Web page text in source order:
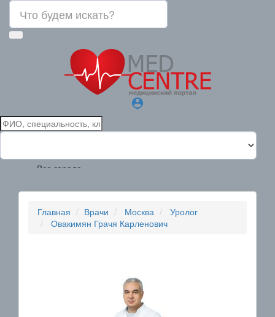
person_pin
Все города
Главная Врачи Москва
Уролог
Овакимян Грачя Карленович